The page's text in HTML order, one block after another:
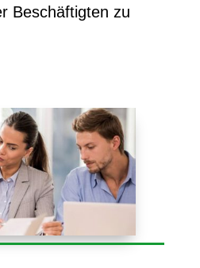
Beschäftigten zu